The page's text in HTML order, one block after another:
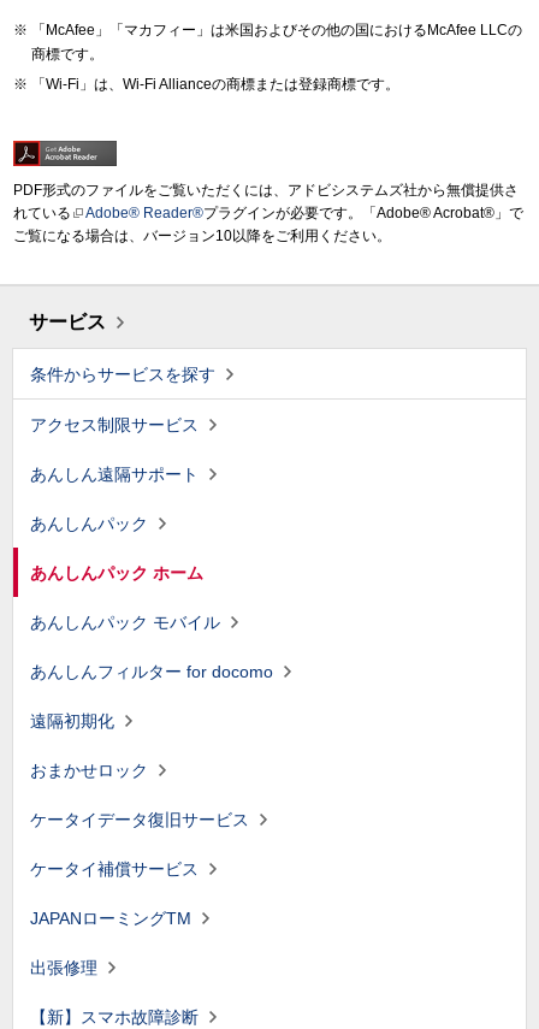
「McAfee」「マカフィー」は米国およびその他の国におけるMcAfee LLCの
商標です。
「Wi-Fi」は、Wi-Fi Allianceの商標または登録商標です。
PDF形式のファイルをご覧いただくには、アドビシステムズ社から無償提供さ
れている
Adobe® Reader®プラグインが必要です。「Adobe® Acrobat®」で
ご覧になる場合は、バージョン10以降をご利用ください。
サービス
条件からサービスを探す
アクセス制限サービス
あんしん遠隔サポート
あんしんパック
あんしんパック ホーム
あんしんパック モバイル
あんしんフィルター for docomo
遠隔初期化
おまかせロック
ケータイデータ復旧サービス
ケータイ補償サービス
JAPANローミングTM
出張修理
【新】スマホ故障診断